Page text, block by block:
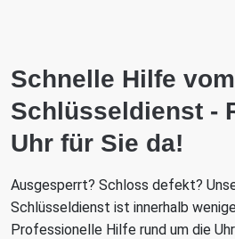
Schnelle Hilfe vom
Schlüsseldienst -
Uhr für Sie da!
Ausgesperrt? Schloss defekt?
Schlüsseldienst ist innerhalb
Professionelle Hilfe rund um die